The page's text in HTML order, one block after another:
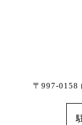
〒997-0158